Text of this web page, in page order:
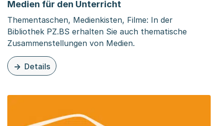
Medien für den Unterricht
Thementaschen, Medienkisten, Filme: In der
Bibliothek PZ.BS erhalten Sie auch thematische
Zusammenstellungen von Medien.
Details
zu dieser Organisationsseite: Medien für den Unterricht